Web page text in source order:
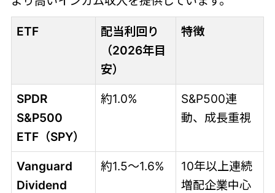
ETF
配当利回り
（2026年目
安）
特徴
SPDR
S&P500
ETF（SPY）
約1.0%
S&P500連
動、成長重視
Vanguard
Dividend
約1.5～1.6%
10年以上連続
増配企業中心